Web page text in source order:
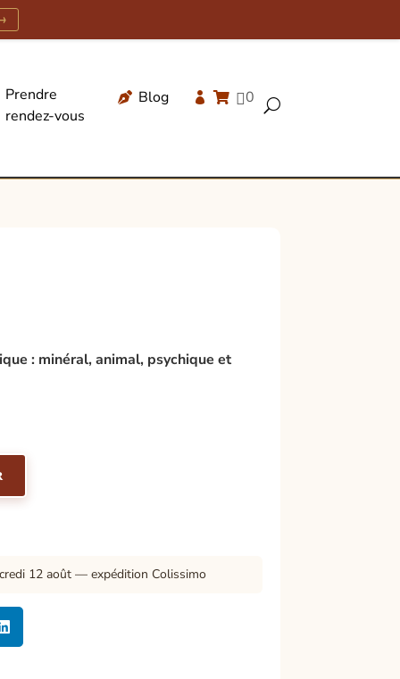
Prendre
rendez-vous
 Blog   0 U
produits
: minéral, animal, psychique et
12 août — expédition Colissimo